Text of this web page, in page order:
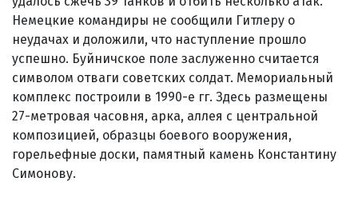
Немецкие командиры не сообщили Гитлеру о
неудачах и доложили, что наступление прошло
успешно. Буйничское поле заслуженно считается
символом отваги советских солдат. Мемориальный
комплекс построили в 1990-е гг. Здесь размещены
27-метровая часовня, арка, аллея с центральной
композицией, образцы боевого вооружения,
горельефные доски, памятный камень Константину
Симонову.